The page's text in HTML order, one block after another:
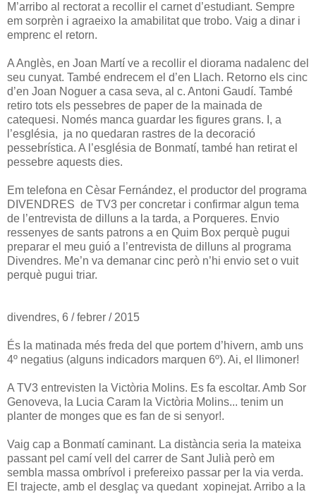
M’arribo al rectorat a recollir el carnet d’estudiant. Sempre
em sorprèn i agraeixo la amabilitat que trobo. Vaig a dinar i
emprenc el retorn.
A Anglès, en Joan Martí ve a recollir el diorama nadalenc del
seu cunyat. També endrecem el d’en Llach. Retorno els cinc
d’en Joan Noguer a casa seva, al c. Antoni Gaudí. També
retiro tots els pessebres de paper de la mainada de
catequesi. Només manca guardar les figures grans. I, a
l’església, ja no quedaran rastres de la decoració
pessebrística. A l’església de Bonmatí, també han retirat el
pessebre aquests dies.
Em telefona en Cèsar Fernández, el productor del programa
DIVENDRES de TV3 per concretar i confirmar algun tema
de l’entrevista de dilluns a la tarda, a Porqueres. Envio
ressenyes de sants patrons a en Quim Box perquè pugui
preparar el meu guió a l’entrevista de dilluns al programa
Divendres. Me’n va demanar cinc però n’hi envio set o vuit
perquè pugui triar.
divendres, 6 / febrer / 2015
És la matinada més freda del que portem d’hivern, amb uns
4º negatius (alguns indicadors marquen 6º). Ai, el llimoner!
A TV3 entrevisten la Victòria Molins. Es fa escoltar. Amb Sor
Genoveva, la Lucia Caram la Victòria Molins... tenim un
planter de monges que es fan de si senyor!.
Vaig cap a Bonmatí caminant. La distància seria la mateixa
passant pel camí vell del carrer de Sant Julià però em
sembla massa ombrívol i prefereixo passar per la via verda.
El trajecte, amb el desglaç va quedant xopinejat. Arribo a la